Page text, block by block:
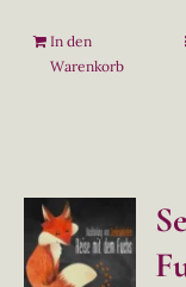
In den
Warenkorb